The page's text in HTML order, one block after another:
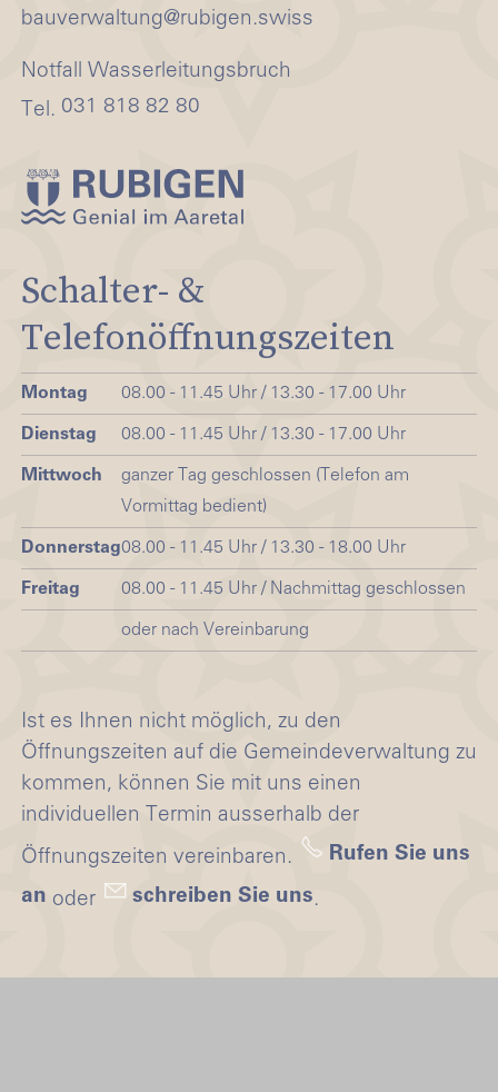
bauverwaltung@rubigen.swiss
Notfall Wasserleitungsbruch
Tel. 031 818 82 80
Schalter- &
Telefonöffnungszeiten
Montag 08.00 - 11.45 Uhr / 13.30 - 17.00 Uhr
Dienstag 08.00 - 11.45 Uhr / 13.30 - 17.00 Uhr
Mittwoch
ganzer Tag geschlossen (Telefon am
Vormittag bedient)
Donnerstag08.00 - 11.45 Uhr / 13.30 - 18.00 Uhr
Freitag 08.00 - 11.45 Uhr / Nachmittag geschlossen
oder nach Vereinbarung
Ist es Ihnen nicht möglich, zu den
Öffnungszeiten auf die Gemeindeverwaltung zu
kommen, können Sie mit uns einen
individuellen Termin ausserhalb der
Öffnungszeiten vereinbaren.
Rufen Sie uns
an oder schreiben Sie uns.